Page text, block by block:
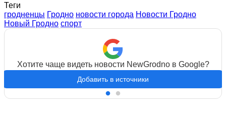
Теги
гродненцы Гродно новости города Новости Гродно
Новый Гродно спорт
Хотите чаще видеть новости NewGrodno в Google?
Добавить в источники